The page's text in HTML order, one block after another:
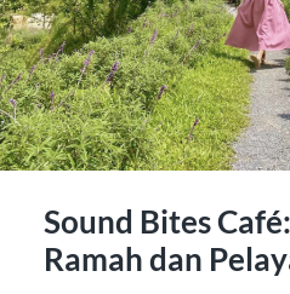
Sound Bites
Ramah dan